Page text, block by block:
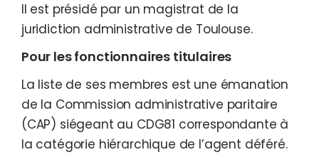
Il est présidé par un magistrat de la
juridiction administrative de Toulouse.
Pour les fonctionnaires titulaires
La liste de ses membres est une émanation
de la Commission administrative paritaire
(CAP) siégeant au CDG81 correspondante à
la catégorie hiérarchique de l’agent déféré.